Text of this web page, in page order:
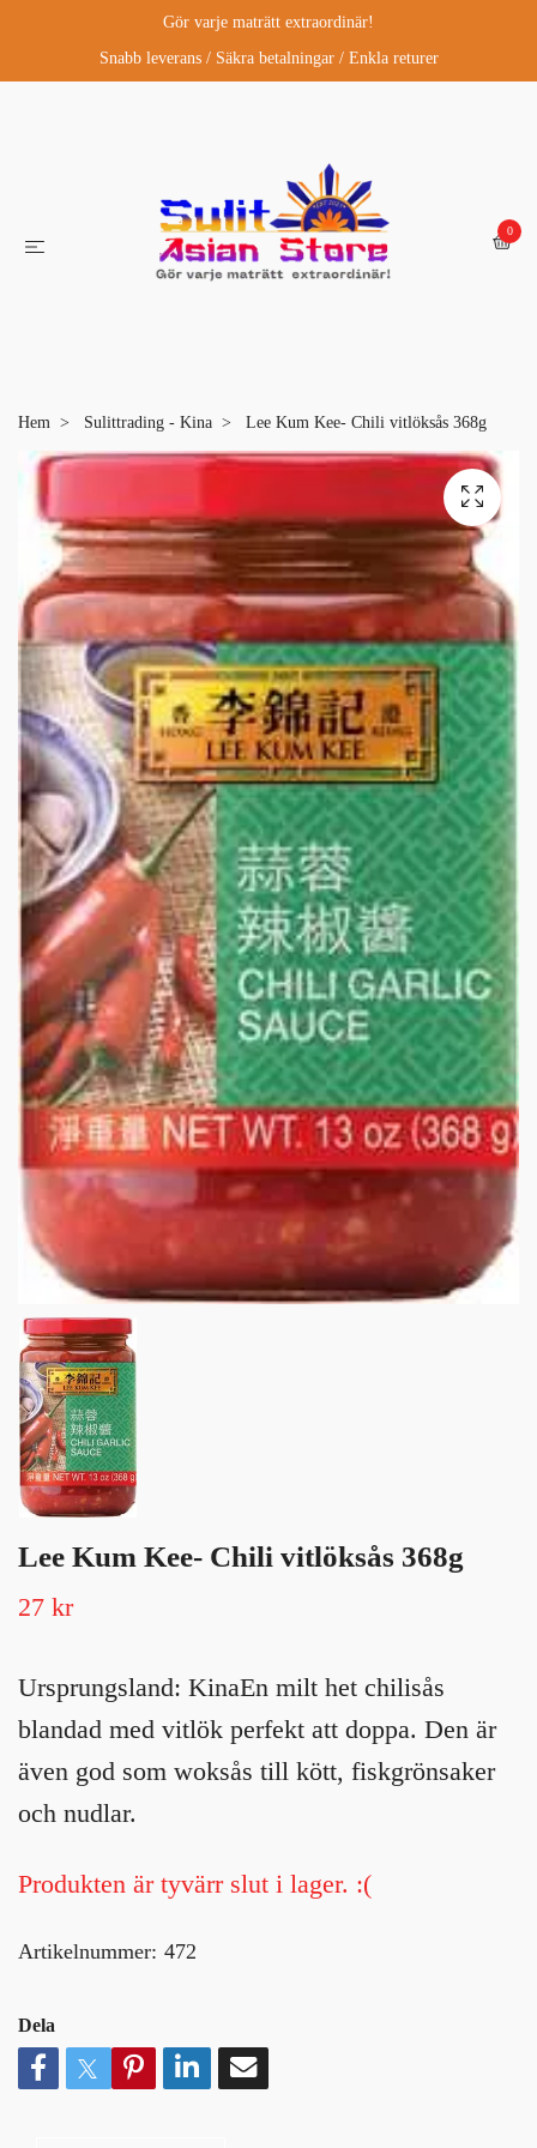
Gör varje maträtt extraordinär!
Snabb leverans / Säkra betalningar / Enkla returer
0
Hem Sulittrading - Kina Lee Kum Kee- Chili vitlöksås 368g
Lee Kum Kee- Chili vitlöksås 368g
27 kr
Ursprungsland: KinaEn milt het chilisås
blandad med vitlök perfekt att doppa. Den är
även god som woksås till kött, fiskgrönsaker
och nudlar.
Produkten är tyvärr slut i lager. :(
Artikelnummer: 472
Dela